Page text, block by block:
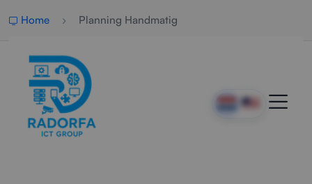
Home Planning Handmatig